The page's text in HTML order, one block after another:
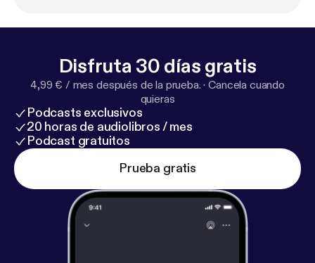
Disfruta 30 días gratis
4,99 € / mes después de la prueba. ·Cancela cuando
quieras
Podcasts exclusivos
20 horas de audiolibros / mes
Podcast gratuitos
Prueba gratis